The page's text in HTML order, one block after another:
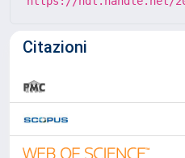
Citazioni